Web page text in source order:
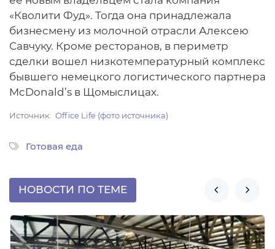
«Кволити Фуд». Тогда она принадлежала
бизнесмену из молочной отрасли Алексею
Савчуку. Кроме ресторанов, в периметр
сделки вошел низкотемпературный комплекс
бывшего немецкого логистического партнера
McDonald’s в Щомыслицах.
Источник Office Life (фото источника)
Готовая еда
НОВОСТИ ПО ТЕМЕ  